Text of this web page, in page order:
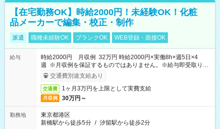
【在宅勤務OK】時給2000円！未経験OK！化粧
品メーカーで編集・校正・制作
派遣 職種未経験OK ブランクOK WEB登録・面接OK
給与
時給2000円 月収例 32万円 時給2000円×実働8h×週5日×4
週 ※月収例を保証するものではありません。※給与即受取りサ
ービス利用可（利用条件有）
交通費別途支給あり
交通費 1ヶ月3万円を上限として実費支給
月収例 30万円～
勤務地
東京都港区
新橋駅から徒歩5分 / 汐留駅から徒歩2分